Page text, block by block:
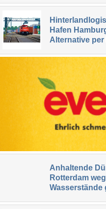
Hafen
Alternative per
Anhaltende
Rotterdam
Wasserstände